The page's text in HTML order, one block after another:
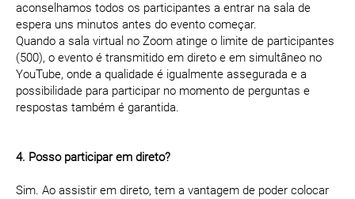
aconselhamos todos os participantes a entrar na sala de
espera uns minutos antes do evento começar.
Quando a sala virtual no Zoom atinge o limite de participantes
(500), o evento é transmitido em direto e em simultâneo no
YouTube, onde a qualidade é igualmente assegurada e a
possibilidade para participar no momento de perguntas e
respostas também é garantida.
4. Posso participar em direto?
Sim. Ao assistir em direto, tem a vantagem de poder colocar